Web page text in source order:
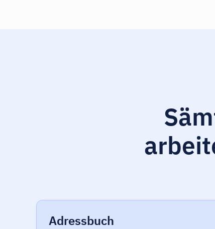
Adressbuch